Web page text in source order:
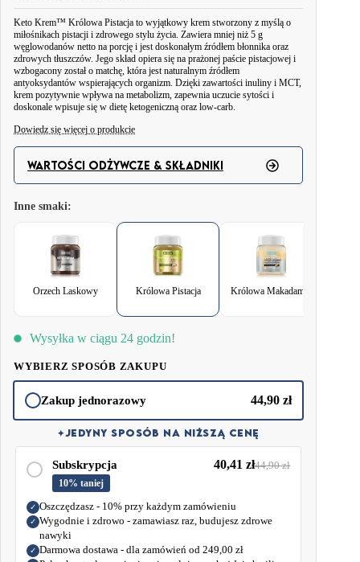
Keto Krem™ Królowa Pistacja to wyjątkowy krem stworzony z myślą o
miłośnikach pistacji i zdrowego stylu życia. Zawiera mniej niż 5 g
węglowodanów netto na porcję i jest doskonałym źródłem błonnika oraz
zdrowych tłuszczów. Jego skład opiera się na prażonej paście pistacjowej i
wzbogacony został o matchę, która jest naturalnym źródłem
antyoksydantów wspierających organizm. Dzięki zawartości inuliny i MCT,
krem pozytywnie wpływa na metabolizm, zapewnia uczucie sytości i
doskonale wpisuje się w dietę ketogeniczną oraz low-carb.
Dowiedz się więcej o produkcie
Od dziś, gdy tylko najdzie Cię ochota na coś wyjątkowego, wybierz Keto
Krem Królowa Pistacja.
omletami, wypiekami lub kanapkami z Keto Chlebem. Królowa Pistacja to
nie tylko smak, ale i wartości odżywcze — wysoka zawartość błonnika,
matcha i zdrowe tłuszcze pomagają utrzymać energię przez cały dzień.
Matcha i pistacje dostarczają naturalnych antyoksydantów wspierających
zdrowie skóry, mózgu i serca.
WARTOŚCI ODŻYWCZE & SKŁADNIKI
Inne smaki:
Orzech Laskowy Królowa Pistacja Królowa Makadamia
Wysyłka w ciągu 24 godzin!
WYBIERZ SPOSÓB ZAKUPU
Zakup jednorazowy 44,90zł
✦JEDYNY SPOSÓB NA NIŻSZĄ CENĘ
Subskrypcja 40,41zł44,90zł
10% taniej
✓ Oszczędzasz - 10% przy każdym zamówieniu
✓ Wygodnie i zdrowo - zamawiasz raz, budujesz zdrowe
nawyki
✓ Darmowa dostawa - dla zamówień od 249,00 zł